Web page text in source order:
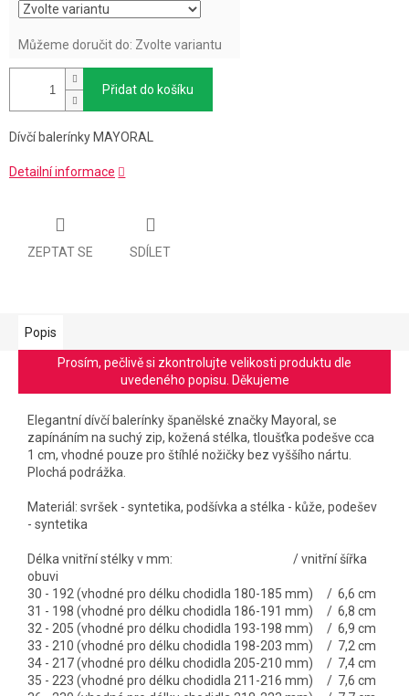
Můžeme doručit do: Zvolte variantu
Přidat do košíku
Dívčí balerínky MAYORAL
Detailní informace
ZEPTAT SE SDÍLET
Popis
Prosím, pečlivě si zkontrolujte velikosti produktu dle
uvedeného popisu. Děkujeme
Elegantní dívčí balerínky španělské značky Mayoral, se
zapínáním na suchý zip, kožená stélka, tloušťka podešve cca
1 cm, vhodné pouze pro štíhlé nožičky bez vyššího nártu.
Plochá podrážka.
Materiál: svršek - syntetika, podšívka a stélka - kůže, podešev
- syntetika
Délka vnitřní stélky v mm: / vnitřní šířka
obuvi
30 - 192 (vhodné pro délku chodidla 180-185 mm) / 6,6 cm
31 - 198 (vhodné pro délku chodidla 186-191 mm) / 6,8 cm
32 - 205 (vhodné pro délku chodidla 193-198 mm) / 6,9 cm
33 - 210 (vhodné pro délku chodidla 198-203 mm) / 7,2 cm
34 - 217 (vhodné pro délku chodidla 205-210 mm) / 7,4 cm
35 - 223 (vhodné pro délku chodidla 211-216 mm) / 7,6 cm